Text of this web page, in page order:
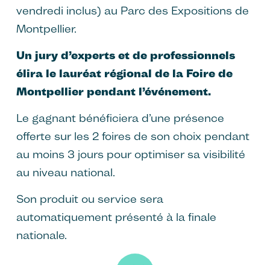
vendredi inclus) au Parc des Expositions de
Montpellier.
Un jury d’experts et de professionnels
élira le lauréat régional de la Foire de
Montpellier pendant l’événement.
Le gagnant bénéficiera d’une présence
offerte sur les 2 foires de son choix pendant
au moins 3 jours pour optimiser sa visibilité
au niveau national.
Son produit ou service sera
automatiquement présenté à la finale
nationale.